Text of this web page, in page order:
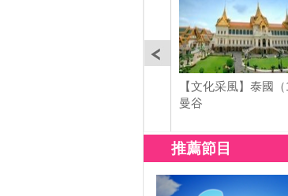
【文化采風】泰國（
曼谷
推薦節目